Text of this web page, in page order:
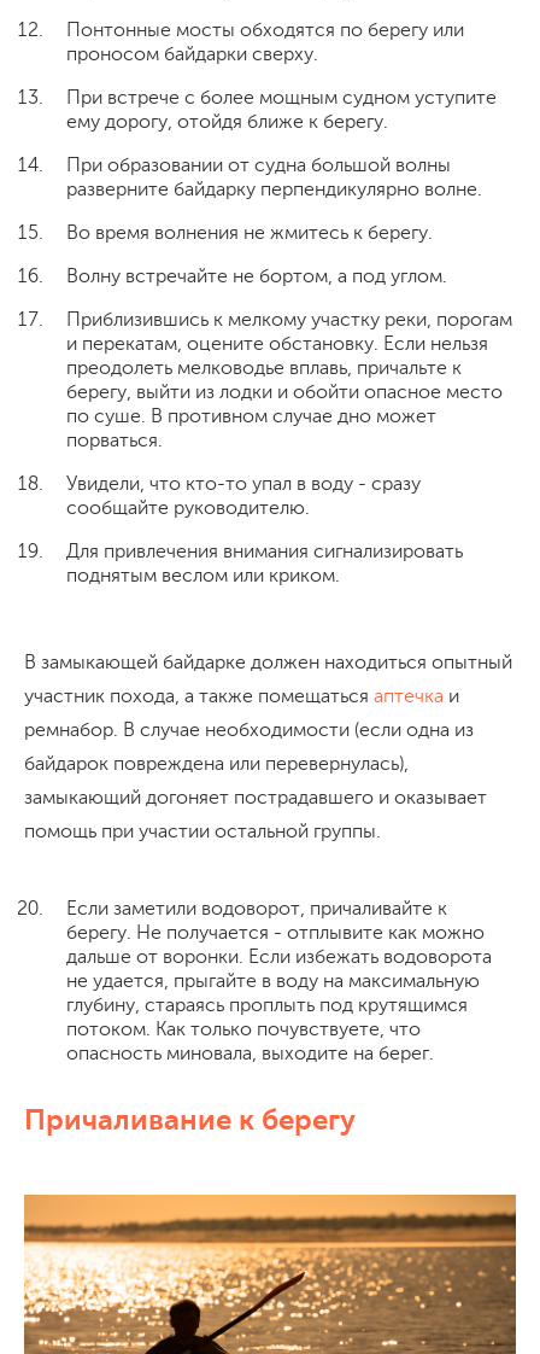
Понтонные мосты обходятся по берегу или
проносом байдарки сверху.
При встрече с более мощным судном уступите
ему дорогу, отойдя ближе к берегу.
При образовании от судна большой волны
разверните байдарку перпендикулярно волне.
Во время волнения не жмитесь к берегу.
Волну встречайте не бортом, а под углом.
Приблизившись к мелкому участку реки, порогам
и перекатам, оцените обстановку. Если нельзя
преодолеть мелководье вплавь, причальте к
берегу, выйти из лодки и обойти опасное место
по суше. В противном случае дно может
порваться.
Увидели, что кто-то упал в воду - сразу
сообщайте руководителю.
Для привлечения внимания сигнализировать
поднятым веслом или криком.
В замыкающей байдарке должен находиться опытный
участник похода, а также помещаться аптечка и
ремнабор. В случае необходимости (если одна из
байдарок повреждена или перевернулась),
замыкающий догоняет пострадавшего и оказывает
помощь при участии остальной группы.
Если заметили водоворот, причаливайте к
берегу. Не получается - отплывите как можно
дальше от воронки. Если избежать водоворота
не удается, прыгайте в воду на максимальную
глубину, стараясь проплыть под крутящимся
потоком. Как только почувствуете, что
опасность миновала, выходите на берег.
Причаливание к берегу